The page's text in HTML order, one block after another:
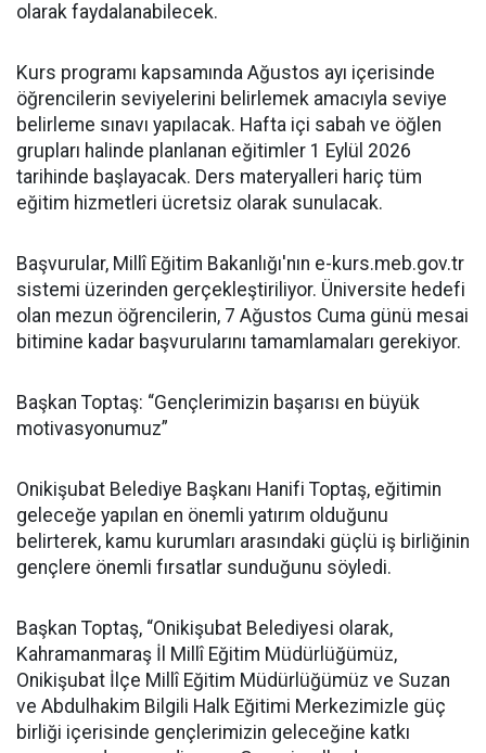
olarak faydalanabilecek.
Kurs programı kapsamında Ağustos ayı içerisinde
öğrencilerin seviyelerini belirlemek amacıyla seviye
belirleme sınavı yapılacak. Hafta içi sabah ve öğlen
grupları halinde planlanan eğitimler 1 Eylül 2026
tarihinde başlayacak. Ders materyalleri hariç tüm
eğitim hizmetleri ücretsiz olarak sunulacak.
Başvurular, Millî Eğitim Bakanlığı'nın e-kurs.meb.gov.tr
sistemi üzerinden gerçekleştiriliyor. Üniversite hedefi
olan mezun öğrencilerin, 7 Ağustos Cuma günü mesai
bitimine kadar başvurularını tamamlamaları gerekiyor.
Başkan Toptaş: “Gençlerimizin başarısı en büyük
motivasyonumuz”
Onikişubat Belediye Başkanı Hanifi Toptaş, eğitimin
geleceğe yapılan en önemli yatırım olduğunu
belirterek, kamu kurumları arasındaki güçlü iş birliğinin
gençlere önemli fırsatlar sunduğunu söyledi.
Başkan Toptaş, “Onikişubat Belediyesi olarak,
Kahramanmaraş İl Millî Eğitim Müdürlüğümüz,
Onikişubat İlçe Millî Eğitim Müdürlüğümüz ve Suzan
ve Abdulhakim Bilgili Halk Eğitimi Merkezimizle güç
birliği içerisinde gençlerimizin geleceğine katkı